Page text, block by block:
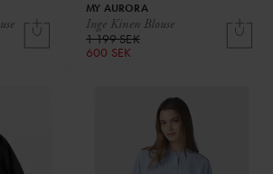
Inge Kinen Blouse
MY AURORA
1 199 SEK
600 SEK